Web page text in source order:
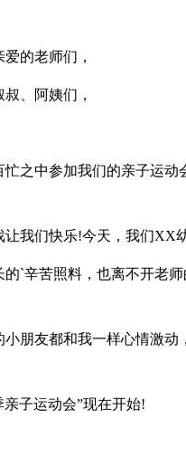
的老师们，
、阿姨们，
之中参加我们的亲子运
我们快乐!今天，我们XX
`辛苦照料，也离不开老
朋友都和我一样心情激
子运动会”现在开始!